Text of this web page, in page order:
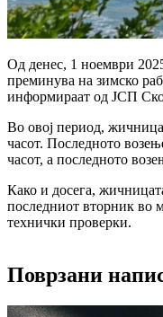
Од денес, 1 ноември
преминува на зимско
информираат од ЈСП
Во овој период,
часот. Последното
часот, а последното
Како и досега,
последниот вторник во
технички проверки.
Поврзани